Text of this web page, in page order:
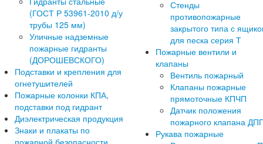
(ГОСТ Р 53961-2010 д/у
трубы 125 мм)
Уличные надземные
пожарные гидранты
(ДОРОШЕВСКОГО)
Подставки и крепления для
огнетушителей
Пожарные колонки КПА,
подставки под гидрант
Диэлектрическая продукция
Знаки и плакаты по
пожарной безопасности
Стенды
противопожарные
закрытого типа с
для песка серия Т
Пожарные вентили и
клапаны
Вентиль пожарный
Клапаны пожарные
прямоточные КПЧП
Датчик положения
пожарного клапана
Рукава пожарные